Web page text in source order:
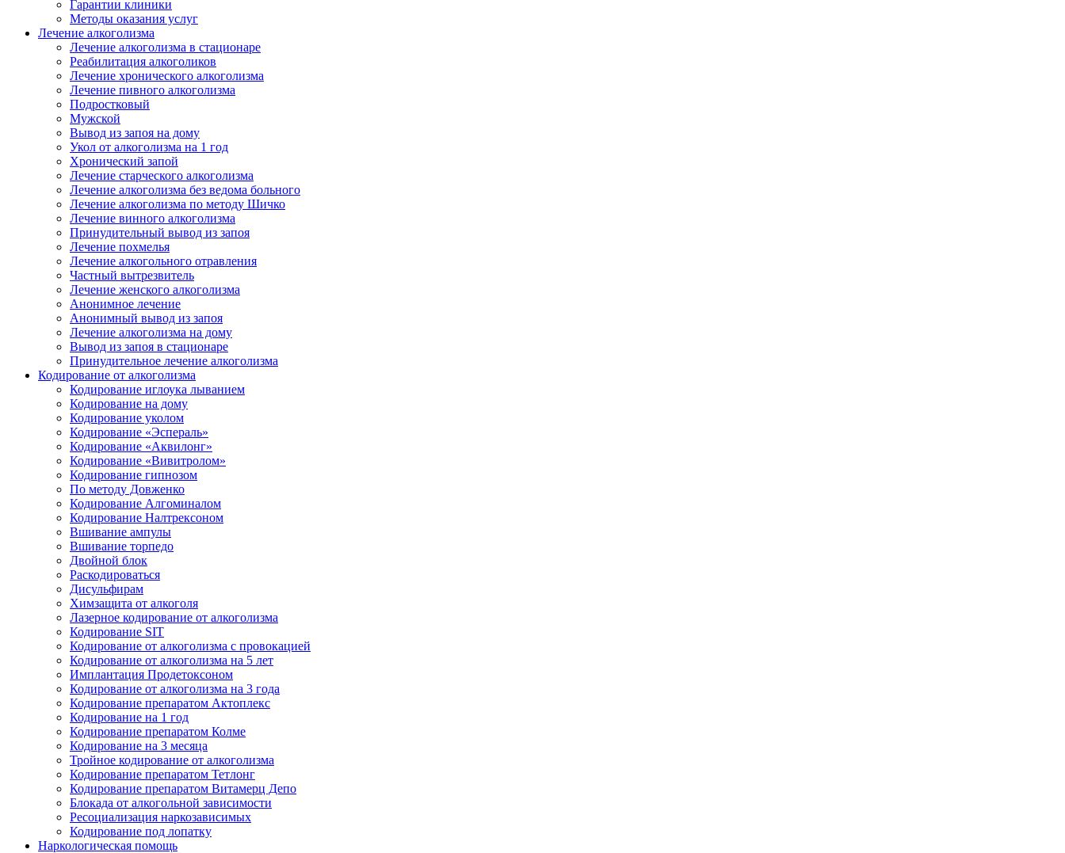
Гарантии клиники
Методы оказания услуг
Лечение алкоголизма
Лечение алкоголизма в стационаре
Реабилитация алкоголиков
Лечение хронического алкоголизма
Лечение пивного алкоголизма
Подростковый
Мужской
Вывод из запоя на дому
Укол от алкоголизма на 1 год
Хронический запой
Лечение старческого алкоголизма
Лечение алкоголизма без ведома больного
Лечение алкоголизма по методу Шичко
Лечение винного алкоголизма
Принудительный вывод из запоя
Лечение похмелья
Лечение алкогольного отравления
Частный вытрезвитель
Лечение женского алкоголизма
Анонимное лечение
Анонимный вывод из запоя
Лечение алкоголизма на дому
Вывод из запоя в стационаре
Принудительное лечение алкоголизма
Кодирование от алкоголизма
Кодирование иглоука лыванием
Кодирование на дому
Кодирование уколом
Кодирование «Эспераль»
Кодирование «Аквилонг»
Кодирование «Вивитролом»
Кодирование гипнозом
По методу Довженко
Кодирование Алгоминалом
Кодирование Налтрексоном
Вшивание ампулы
Вшивание торпедо
Двойной блок
Раскодироваться
Дисульфирам
Химзащита от алкоголя
Лазерное кодирование от алкоголизма
Кодирование SIT
Кодирование от алкоголизма с провокацией
Кодирование от алкоголизма на 5 лет
Имплантация Продетоксоном
Кодирование от алкоголизма на 3 года
Кодирование препаратом Актоплекс
Кодирование на 1 год
Кодирование препаратом Колме
Кодирование на 3 месяца
Тройное кодирование от алкоголизма
Кодирование препаратом Тетлонг
Кодирование препаратом Витамерц Депо
Блокада от алкогольной зависимости
Ресоциализация наркозависимых
Кодирование под лопатку
Наркологическая помощь